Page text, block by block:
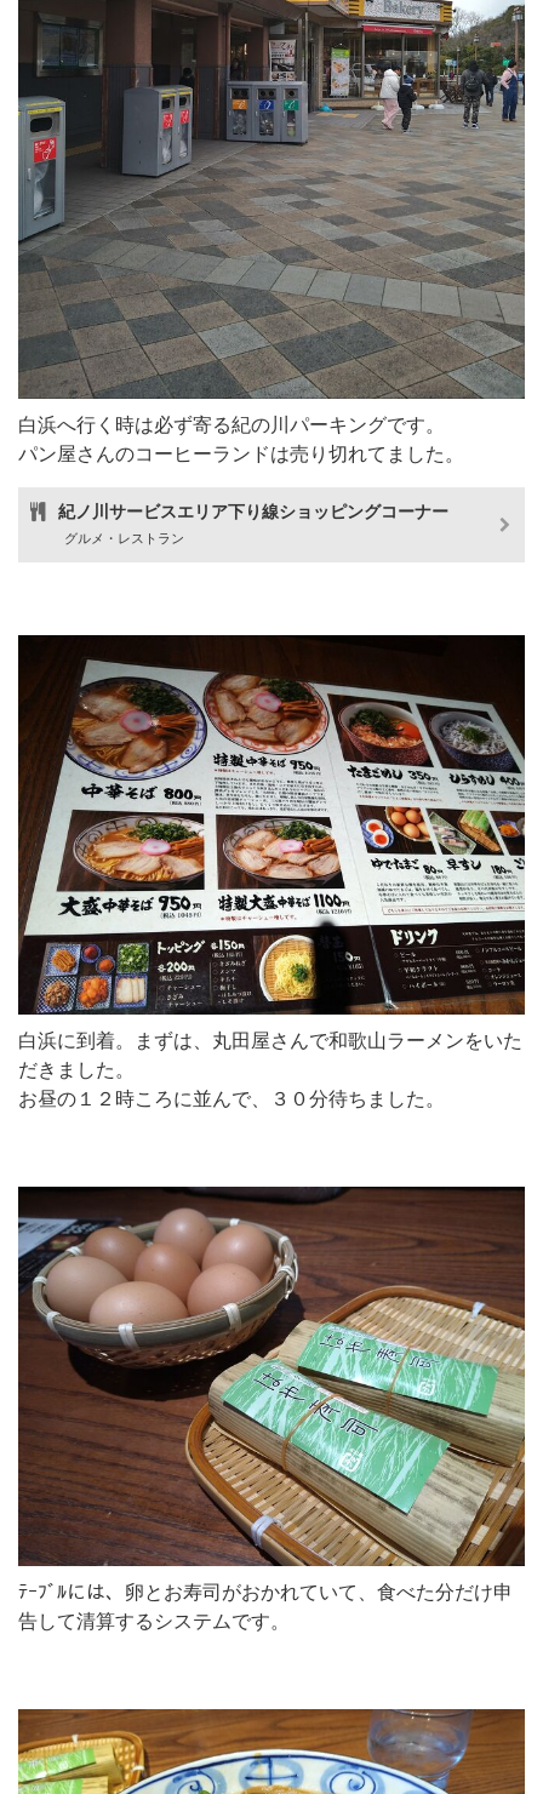
白浜へ行く時は必ず寄る紀の川パーキングです。
パン屋さんのコーヒーランドは売り切れてました。
紀ノ川サービスエリア下り線ショッピングコーナー
グルメ・レストラン
白浜に到着。まずは、丸田屋さんで和歌山ラーメンをいた
だきました。
お昼の１２時ころに並んで、３０分待ちました。
ﾃｰﾌﾞﾙには、卵とお寿司がおかれていて、食べた分だけ申
告して清算するシステムです。